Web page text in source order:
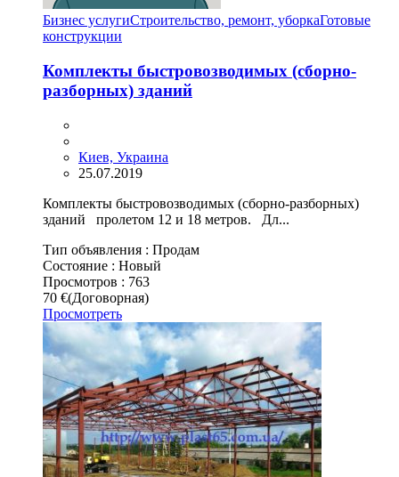
Бизнес услугиСтроительство, ремонт, уборкаГотовые
конструкции
Комплекты быстровозводимых (сборно-
разборных) зданий
Киев, Украина
25.07.2019
Комплекты быстровозводимых (сборно-разборных)
зданий пролетом 12 и 18 метров. Дл...
Тип объявления : Продам
Состояние : Новый
Просмотров : 763
70 €(Договорная)
Просмотреть